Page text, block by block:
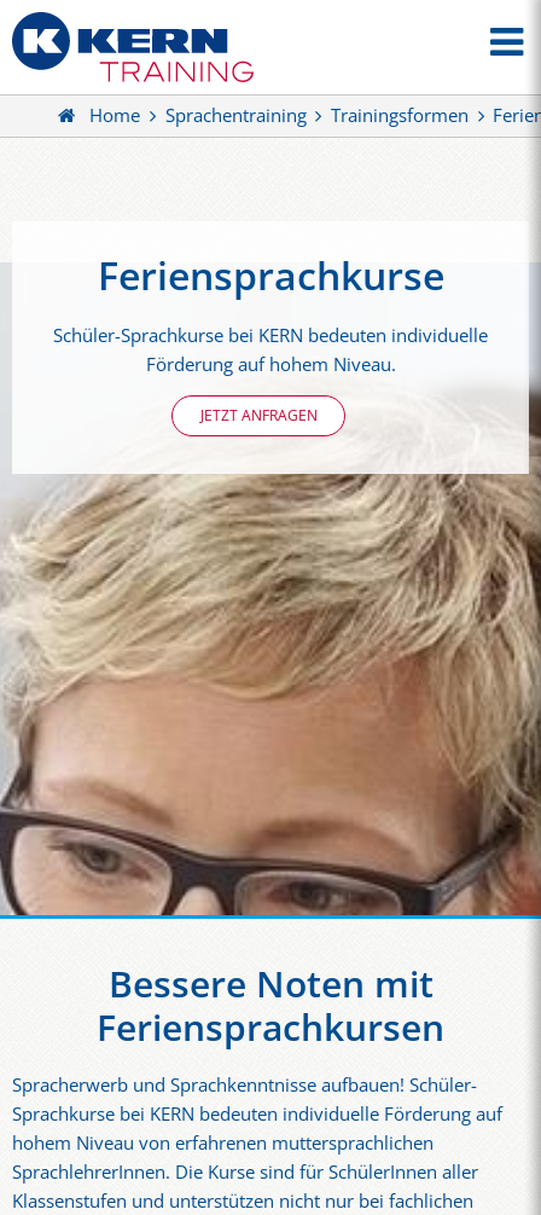
Home Sprachentraining Trainingsformen
Feriensprachkurse
Schüler-Sprachkurse bei KERN bedeuten individuelle
Förderung auf hohem Niveau.
JETZT ANFRAGEN
Bessere Noten mit
Feriensprachkursen
Spracherwerb und Sprachkenntnisse aufbauen! Schüler-
Sprachkurse bei KERN bedeuten individuelle Förderung auf
hohem Niveau von erfahrenen muttersprachlichen
SprachlehrerInnen. Die Kurse sind für SchülerInnen aller
Klassenstufen und unterstützen nicht nur bei fachlichen